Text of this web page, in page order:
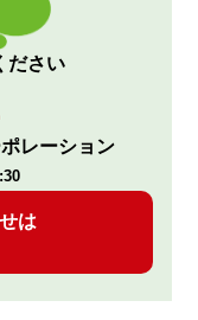
ださい
レーション
は